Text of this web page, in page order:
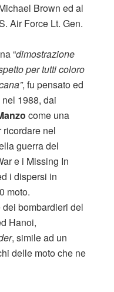
Brown ed al
Air Force Lt. Gen.
“dimostrazione
per tutti coloro
, fu pensato ed
1988, dai
come una
ricordare nel
guerra del
e i Missing In
i dispersi in
moto.
bombardieri del
Hanoi,
, simile ad un
delle moto che ne